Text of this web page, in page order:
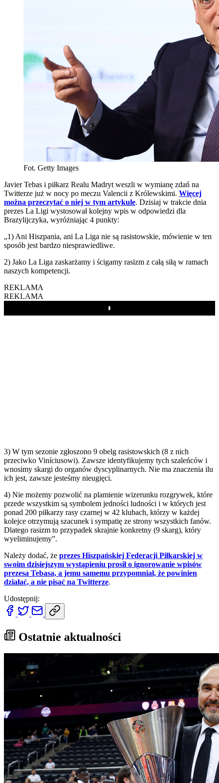
Fot. Getty Images
Javier Tebas i piłkarz Realu Madryt weszli w wymianę zdań na
Twitterze już w nocy po meczu Valencii z Królewskimi. Więcej
można przeczytać o niej w tym artykule. Dzisiaj w trakcie dnia
prezes La Ligi wystosował kolejny wpis w odpowiedzi dla
Brazylijczyka, wyróżniając 4 punkty:
„1) Ani Hiszpania, ani La Liga nie są rasistowskie, mówienie w ten
sposób jest bardzo niesprawiedliwe.
2) Jako La Liga zaskarżamy i ścigamy rasizm z całą siłą w ramach
naszych kompetencji.
REKLAMA
REKLAMA
Play
3) W tym sezonie zgłoszono 9 obelg rasistowskich (8 z nich
przeciwko Viníciusowi). Zawsze identyfikujemy tych szaleńców i
wnosimy skargi do organów dyscyplinarnych. Nie ma znaczenia ilu
ich jest, zawsze jesteśmy nieugięci.
4) Nie możemy pozwolić na plamienie wizerunku rozgrywek, które
przede wszystkim są symbolem jedności ludności i w których jest
ponad 200 piłkarzy rasy czarnej w 42 klubach, którzy w każdej
kolejce otrzymują szacunek i sympatię ze strony wszystkich fanów.
Dlatego rasizm to przypadek skrajnie konkretny (9 skarg), który
wyeliminujemy”.
Należy dodać, że prezes Hiszpańskiej Federacji Piłkarskiej w
swoim dzisiejszym wystąpieniu prosił o ignorowanie wpisów
prezesa Tebasa, a jemu samemu przypomniał, że powinien
działać, a nie pisać na Twitterze.
Udostępnij:
Ostatnie aktualności